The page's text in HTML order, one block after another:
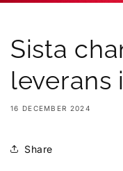
Sista
leverans
16 DECEMBER 2024
Share